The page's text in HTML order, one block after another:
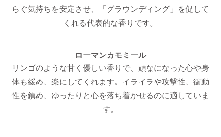
らぐ気持ちを安定させ、「グラウンディング」を促して
くれる代表的な香りです。
ローマンカモミール
リンゴのような甘く優しい香りで、頑なになった心や身
体も緩め、楽にしてくれます。イライラや攻撃性、衝動
性を鎮め、ゆったりと心を落ち着かせるのに適していま
す。